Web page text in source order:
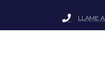
LLAME